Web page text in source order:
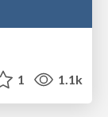
1 1.1k